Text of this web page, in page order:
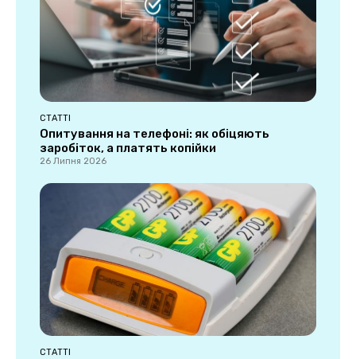
СТАТТІ
Опитування на телефоні: як обіцяють
заробіток, а платять копійки
26 Липня 2026
СТАТТІ